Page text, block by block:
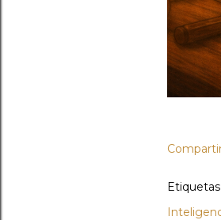
Etiquetas